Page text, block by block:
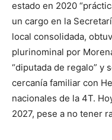
estado en 2020
un cargo en la
local consolidada,
plurinominal por
“diputada de regalo” y
cercanía familiar con
nacionales de la 4T.
2027, pese a no tener